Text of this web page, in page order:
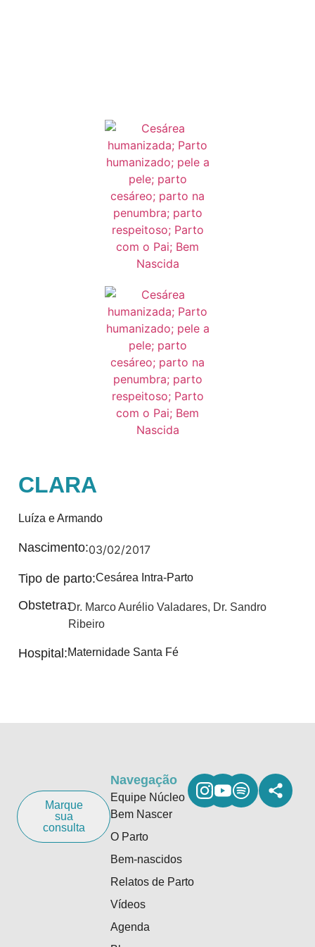
CLARA
Luíza e Armando
Nascimento:03/02/2017
Tipo de parto:Cesárea Intra-Parto
Obstetra:Dr. Marco Aurélio Valadares, Dr. Sandro
Ribeiro
Hospital:Maternidade Santa Fé
Marque
sua
consulta
Navegação
Equipe Núcleo
Bem Nascer
O Parto
Bem-nascidos
Relatos de Parto
Vídeos
Agenda